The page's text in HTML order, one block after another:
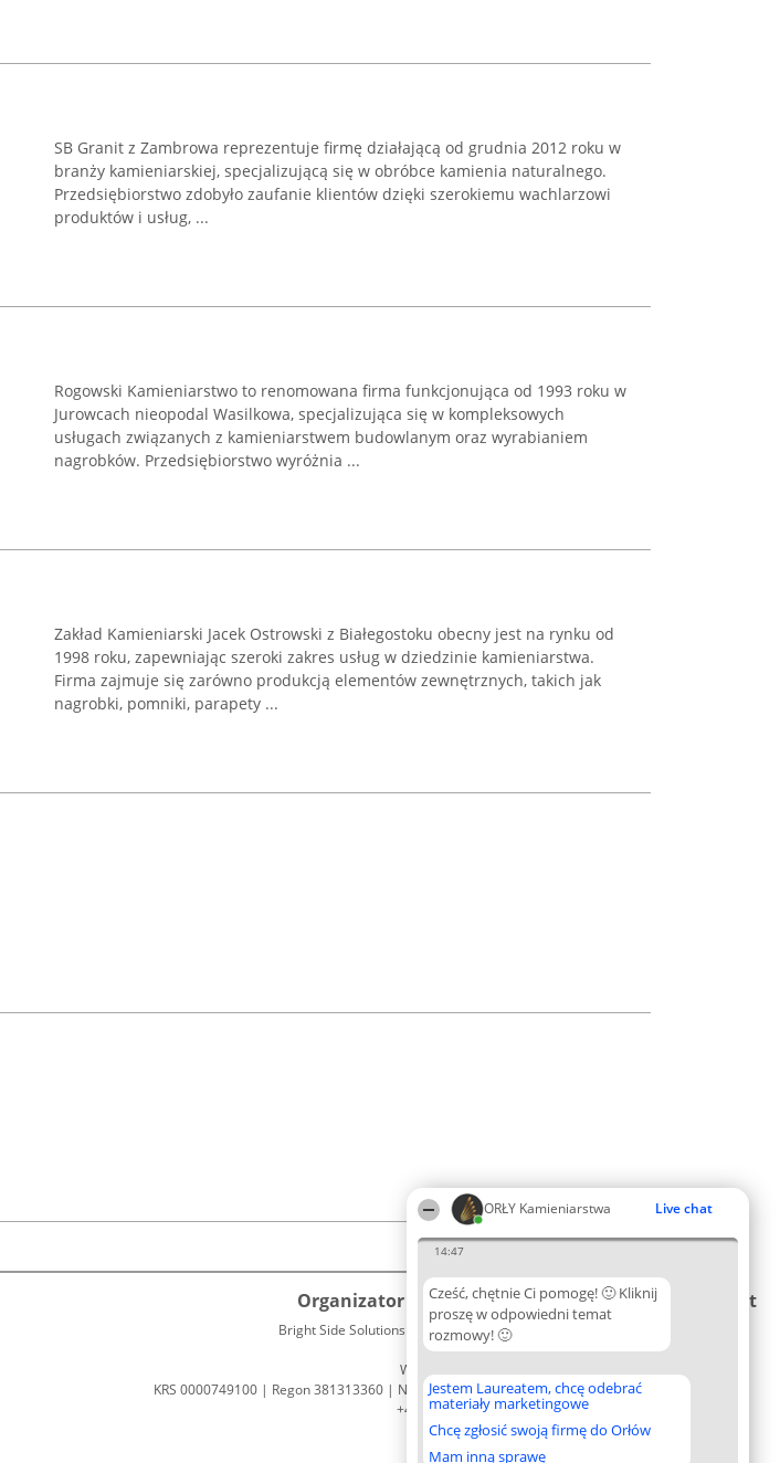
ORŁY Kamieniarstwa Live chat
14:47
Cześć, chętnie Ci pomogę! 🙂 Kliknij
proszę w odpowiedni temat
rozmowy! 🙂
Jestem Laureatem, chcę odebrać
materiały marketingowe
Chcę zgłosić swoją firmę do Orłów
Mam inną sprawę
SB Granit z Zambrowa reprezentuje firmę działającą od grudnia 2012 roku w
branży kamieniarskiej, specjalizującą się w obróbce kamienia naturalnego.
Przedsiębiorstwo zdobyło zaufanie klientów dzięki szerokiemu wachlarzowi
produktów i usług, ...
Rogowski Kamieniarstwo to renomowana firma funkcjonująca od 1993 roku w
Jurowcach nieopodal Wasilkowa, specjalizująca się w kompleksowych
usługach związanych z kamieniarstwem budowlanym oraz wyrabianiem
nagrobków. Przedsiębiorstwo wyróżnia ...
Zakład Kamieniarski Jacek Ostrowski z Białegostoku obecny jest na rynku od
1998 roku, zapewniając szeroki zakres usług w dziedzinie kamieniarstwa.
Firma zajmuje się zarówno produkcją elementów zewnętrznych, takich jak
nagrobki, pomniki, parapety ...
Organizator plebiscytu
Bright Side Solutions sp. z o. o. sp. k.
ul. Ruska 22
Wrocław 50-079
KRS 0000749100 | Regon 381313360 | NIP 8943132676
+48 508 492 400
Plebiscyt
Lista
Laureatów
Zasady
Regulamin
Kontakt